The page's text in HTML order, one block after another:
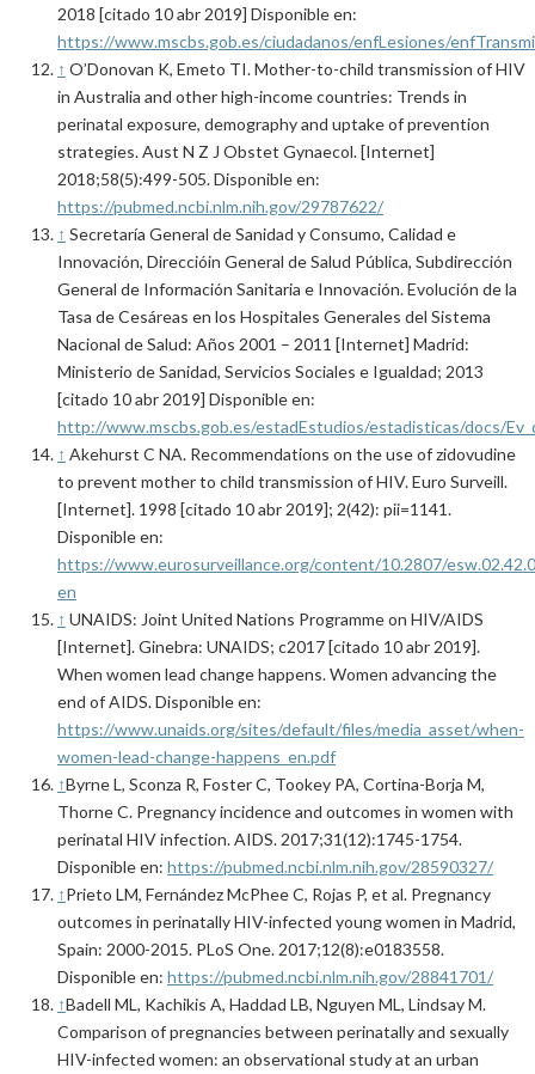
2018 [citado 10 abr 2019] Disponible en:
https://www.mscbs.gob.es/ciudadanos/enfLesiones/
↑ O’Donovan K, Emeto TI. Mother-to-child transmission of HIV
in Australia and other high-income countries: Trends in
perinatal exposure, demography and uptake of prevention
strategies. Aust N Z J Obstet Gynaecol. [Internet]
2018;58(5):499-505. Disponible en:
https://pubmed.ncbi.nlm.nih.gov/29787622/
↑ Secretaría General de Sanidad y Consumo, Calidad e
Innovación, Direccióin General de Salud Pública, Subdirección
General de Información Sanitaria e Innovación. Evolución de la
Tasa de Cesáreas en los Hospitales Generales del Sistema
Nacional de Salud: Años 2001 – 2011 [Internet] Madrid:
Ministerio de Sanidad, Servicios Sociales e Igualdad; 2013
[citado 10 abr 2019] Disponible en:
http://www.mscbs.gob.es/estadEstudios/estadisticas/docs/
↑ Akehurst C NA. Recommendations on the use of zidovudine
to prevent mother to child transmission of HIV. Euro Surveill.
[Internet]. 1998 [citado 10 abr 2019]; 2(42): pii=1141.
Disponible en:
https://www.eurosurveillance.org/content/10.2807/
en
↑ UNAIDS: Joint United Nations Programme on HIV/AIDS
[Internet]. Ginebra: UNAIDS; c2017 [citado 10 abr 2019].
When women lead change happens. Women advancing the
end of AIDS. Disponible en:
https://www.unaids.org/sites/default/files/media_asset/when-
women-lead-change-happens_en.pdf
↑Byrne L, Sconza R, Foster C, Tookey PA, Cortina-Borja M,
Thorne C. Pregnancy incidence and outcomes in women with
perinatal HIV infection. AIDS. 2017;31(12):1745-1754.
Disponible en: https://pubmed.ncbi.nlm.nih.gov/28590327/
↑Prieto LM, Fernández McPhee C, Rojas P, et al. Pregnancy
outcomes in perinatally HIV-infected young women in Madrid,
Spain: 2000-2015. PLoS One. 2017;12(8):e0183558.
Disponible en: https://pubmed.ncbi.nlm.nih.gov/28841701/
↑Badell ML, Kachikis A, Haddad LB, Nguyen ML, Lindsay M.
Comparison of pregnancies between perinatally and sexually
HIV-infected women: an observational study at an urban